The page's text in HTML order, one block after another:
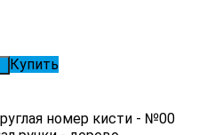
Купить
номер кисти - №00